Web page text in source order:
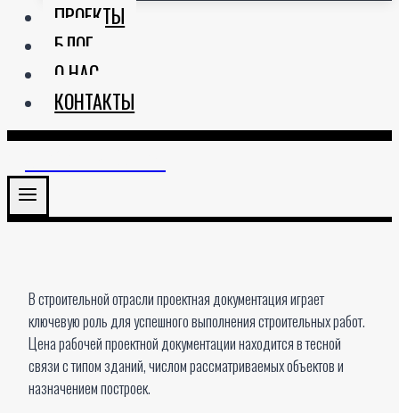
ПРОЕКТЫ
БЛОГ
О НАС
КОНТАКТЫ
В строительной отрасли проектная документация играет
ключевую роль для успешного выполнения строительных работ.
Цена рабочей проектной документации находится в тесной
связи с типом зданий, числом рассматриваемых объектов и
назначением построек.